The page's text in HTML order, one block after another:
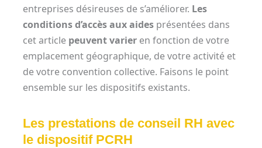
entreprises désireuses de s’améliorer. Les
conditions d’accèsaux aidesprésentées dans
cet article peuvent varieren fonction de votre
emplacement géographique, de votre activité et
de votre convention collective. Faisons le point
ensemble sur les dispositifs existants.
Les prestations de conseil RH avec
le dispositif PCRH